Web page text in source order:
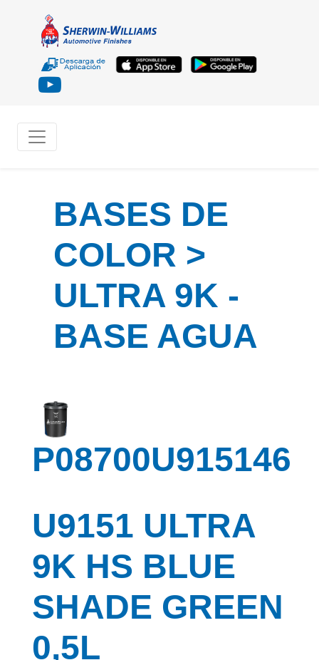
BASES DE
COLOR >
ULTRA 9K -
BASE AGUA
P08700U915146
U9151 ULTRA
9K HS BLUE
SHADE GREEN
0,5L